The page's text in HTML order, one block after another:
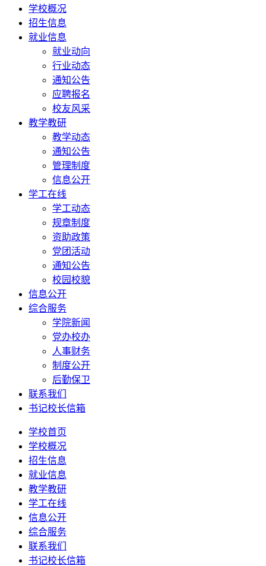
学校概况
招生信息
就业信息
就业动向
行业动态
通知公告
应聘报名
校友风采
教学教研
教学动态
通知公告
管理制度
信息公开
学工在线
学工动态
规章制度
资助政策
党团活动
通知公告
校园校貌
信息公开
综合服务
学院新闻
党办校办
人事财务
制度公开
后勤保卫
联系我们
书记校长信箱
学校首页
学校概况
招生信息
就业信息
教学教研
学工在线
信息公开
综合服务
联系我们
书记校长信箱